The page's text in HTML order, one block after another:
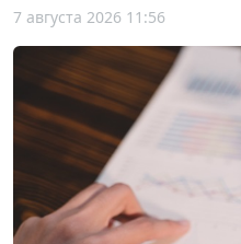
7 августа 2026 11:56